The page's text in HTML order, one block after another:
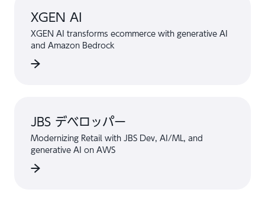
XGEN AI
XGEN AI transforms ecommerce with generative AI
and Amazon Bedrock
JBS デベロッパー
Modernizing Retail with JBS Dev, AI/ML, and
generative AI on AWS